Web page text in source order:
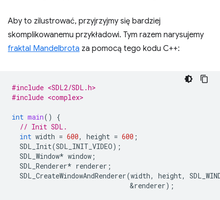
Aby to zilustrować, przyjrzyjmy się bardziej
skomplikowanemu przykładowi. Tym razem narysujemy
fraktal Mandelbrota za pomocą tego kodu C++:
#include <SDL2/SDL.h>
#include <complex>
int main()
{
// Init SDL.
int width = 600, height = 600 ;
SDL_Init(SDL_INIT_VIDEO);
SDL_Window* window ;
SDL_Renderer* renderer ;
SDL_CreateWindowAndRenderer(width, height,
&renderer);